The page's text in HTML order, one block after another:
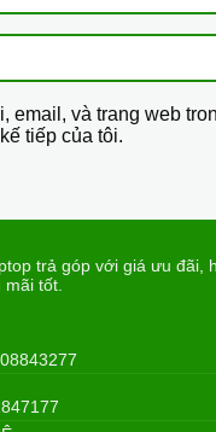
email, và trang web
tiếp của tôi.
trả góp với giá ưu đãi,
tốt.